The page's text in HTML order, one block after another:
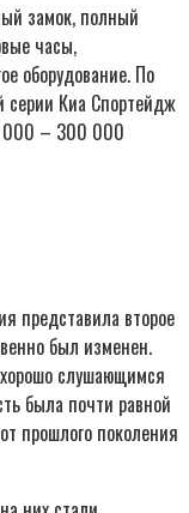
замок, полный
часы,
оборудование. По
серии Киа Спортейдж
000 – 300 000
представила второе
был изменен.
слушающимся
была почти равной
прошлого поколения